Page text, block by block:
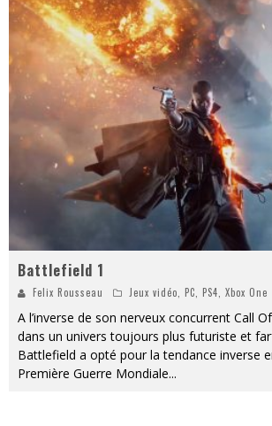
Battlefield 1
Felix Rousseau Jeux vidéo PC PS4 Xbox One
A l’inverse de son nerveux concurrent Call
dans un univers toujours plus futuriste et
Battlefield a opté pour la tendance inverse
Première Guerre Mondiale...